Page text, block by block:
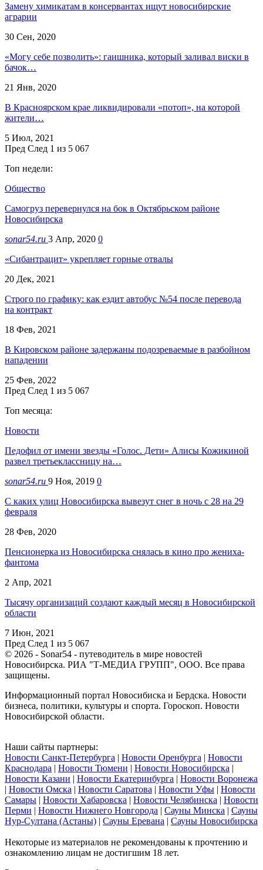
Замену химикатам в консервантах ищут новосибирские
аграрии
30 Сен, 2020
«Могу себе позволить»: гаишника, который заливал виски в
бачок…
21 Янв, 2020
В Красноярском крае ликвидировали «потоп», на которой
жители…
5 Июл, 2021
Пред След 1 из 5 067
Топ недели:
Общество
Самогруз перевернулся на бок в Октябрьском районе
Новосибирска
sonar54.ru 3 Апр, 2020 0
«Сибантрацит» укрепляет горные отвалы
20 Дек, 2021
Строго по графику: как ездит автобус №54 после перевода
на контракт
18 Фев, 2021
В Кировском районе задержаны подозреваемые в разбойном
нападении
25 Фев, 2022
Пред След 1 из 5 067
Топ месяца:
Новости
Педофил от имени звезды «Голос. Дети» Алисы Кожикиной
развел третьеклассницу на…
sonar54.ru 9 Ноя, 2019 0
С каких улиц Новосибирска вывезут снег в ночь с 28 на 29
февраля
28 Фев, 2020
Пенсионерка из Новосибирска снялась в кино про жениха-
фантома
2 Апр, 2021
Тысячу организаций создают каждый месяц в Новосибирской
области
7 Июн, 2021
Пред След 1 из 5 067
© 2026 - Sonar54 - путеводитель в мире новостей
Новосибирска. РИА "Т-МЕДИА ГРУПП", ООО. Все права
защищены.
Информационный портал Новосибиска и Бердска. Новости
бизнеса, политики, культуры и спорта. Гороскоп. Новости
Новосибирской области.
Наши сайты партнеры:
Новости Санкт-Петербурга | Новости Оренбурга | Новости
Краснодара | Новости Тюмени | Новости Новосибирска |
Новости Казани | Новости Екатеринбурга | Новости Воронежа
| Новости Омска | Новости Саратова | Новости Уфы | Новости
Самары | Новости Хабаровска | Новости Челябинска | Новости
Перми | Новости Нижнего Новгорода | Сауны Минска | Сауны
Нур-Султана (Астаны) | Сауны Еревана | Сауны Новосибирска
Некоторые из материалов не рекомендованы к прочтению и
ознакомлению лицам не достигшим 18 лет.